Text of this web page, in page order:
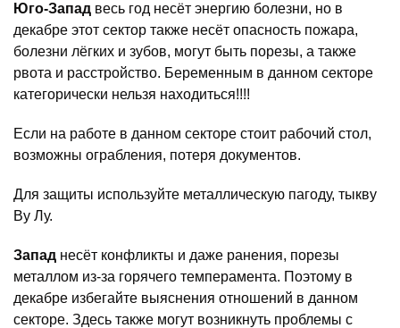
Юго-Запад весь год несёт энергию болезни, но в
декабре этот сектор также несёт опасность пожара,
болезни лёгких и зубов, могут быть порезы, а также
рвота и расстройство. Беременным в данном секторе
категорически нельзя находиться!!!!
Если на работе в данном секторе стоит рабочий стол,
возможны ограбления, потеря документов.
Для защиты используйте металлическую пагоду, тыкву
Ву Лу.
Запад несёт конфликты и даже ранения, порезы
металлом из-за горячего темперамента. Поэтому в
декабре избегайте выяснения отношений в данном
секторе. Здесь также могут возникнуть проблемы с